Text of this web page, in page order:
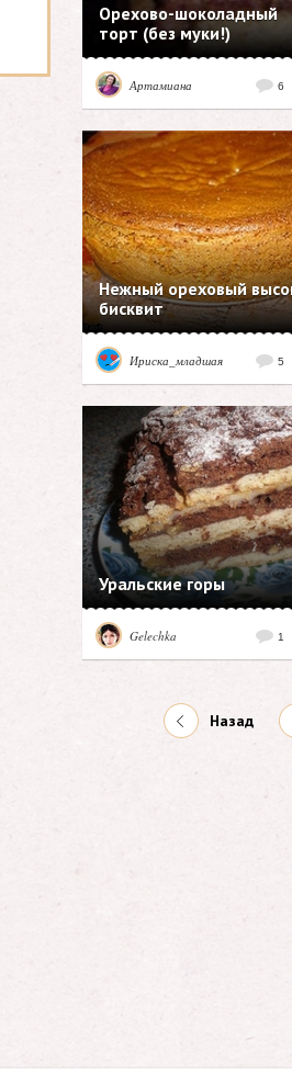
Орехово-шоколадный
торт (без муки!)
6
Артамиана
Нежный ореховый
бисквит
5
Ириска_младшая
Уральские горы
1
Gelechka
Назад